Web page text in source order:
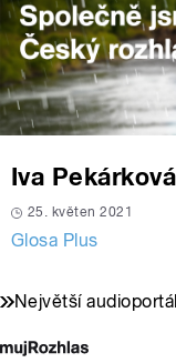
Iva
25. květen 2021
Glosa Plus
Největší